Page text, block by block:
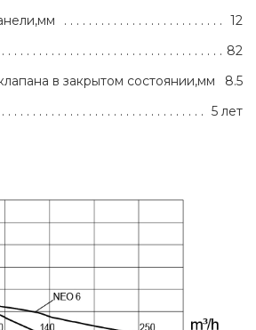
12
82
в закрытом состоянии,мм
8.5
5 лет